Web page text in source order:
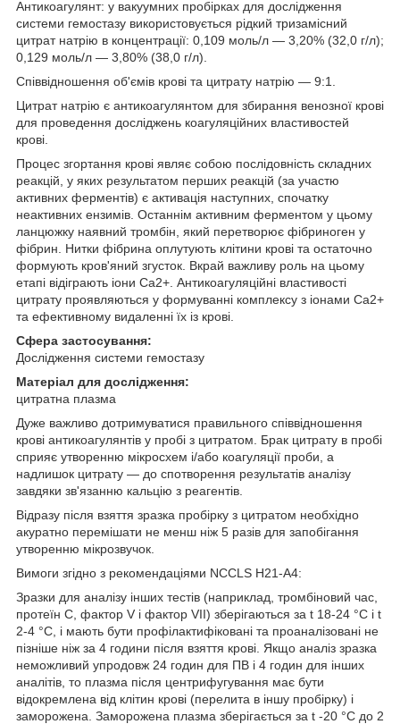
Антикоагулянт: у вакуумних пробірках для дослідження
системи гемостазу використовується рідкий тризамісний
цитрат натрію в концентрації: 0,109 моль/л — 3,20% (32,0 г/л);
0,129 моль/л — 3,80% (38,0 г/л).
Співвідношення об'ємів крові та цитрату натрію — 9:1.
Цитрат натрію є антикоагулянтом для збирання венозної крові
для проведення досліджень коагуляційних властивостей
крові.
Процес згортання крові являє собою послідовність складних
реакцій, у яких результатом перших реакцій (за участю
активних ферментів) є активація наступних, спочатку
неактивних ензимів. Останнім активним ферментом у цьому
ланцюжку наявний тромбін, який перетворює фібриноген у
фібрин. Нитки фібрина оплутують клітини крові та остаточно
формують кров'яний згусток. Вкрай важливу роль на цьому
етапі відіграють іони Са2+. Антикоагуляційні властивості
цитрату проявляються у формуванні комплексу з іонами Са2+
та ефективному видаленні їх із крові.
Сфера застосування:
Дослідження системи гемостазу
Матеріал для дослідження:
цитратна плазма
Дуже важливо дотримуватися правильного співвідношення
крові антикоагулянтів у пробі з цитратом. Брак цитрату в пробі
сприяє утворенню мікросхем і/або коагуляції проби, а
надлишок цитрату — до спотворення результатів аналізу
завдяки зв'язанню кальцію з реагентів.
Відразу після взяття зразка пробірку з цитратом необхідно
акуратно перемішати не менш ніж 5 разів для запобігання
утворенню мікрозвучок.
Вимоги згідно з рекомендаціями NCCLS H21-A4:
Зразки для аналізу інших тестів (наприклад, тромбіновий час,
протеїн С, фактор V і фактор VII) зберігаються за t 18-24 °C і t
2-4 °C, і мають бути профілактифіковані та проаналізовані не
пізніше ніж за 4 години після взяття крові. Якщо аналіз зразка
неможливий упродовж 24 годин для ПВ і 4 годин для інших
аналітів, то плазма після центрифугування має бути
відокремлена від клітин крові (перелита в іншу пробірку) і
заморожена. Заморожена плазма зберігається за t -20 °C до 2